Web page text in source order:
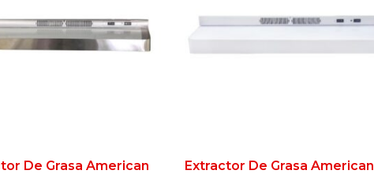
De Grasa American Extractor De Grasa American